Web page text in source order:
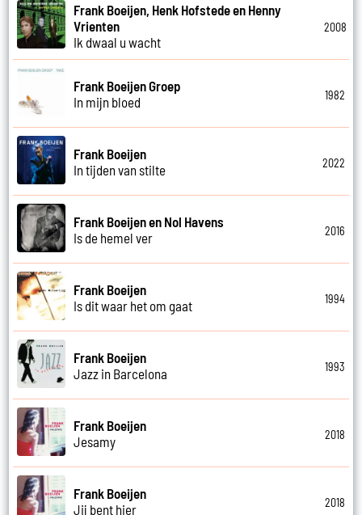
Frank Boeijen, Henk Hofstede en Henny
Vrienten
Ik dwaal u wacht
2008
Frank Boeijen Groep
In mijn bloed
1982
Frank Boeijen
In tijden van stilte
2022
Frank Boeijen en Nol Havens
Is de hemel ver
2016
Frank Boeijen
Is dit waar het om gaat
1994
Frank Boeijen
Jazz in Barcelona
1993
Frank Boeijen
Jesamy
2018
Frank Boeijen
Jij bent hier
2018